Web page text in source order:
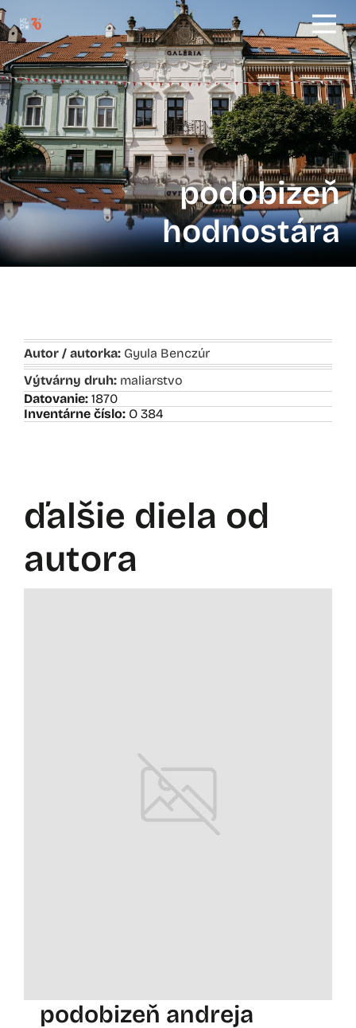
podobizeň
hodnostára
Autor / autorka: Gyula Benczúr
Výtvárny druh: maliarstvo
Datovanie: 1870
Inventárne číslo: O 384
ďalšie diela od
autora
podobizeň andreja